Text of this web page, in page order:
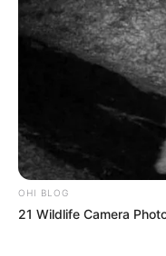
OHI BLOG
21 Wildlife Camera